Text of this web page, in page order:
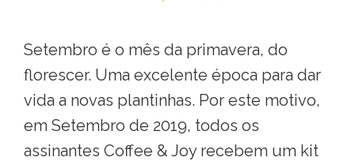
Setembro é o mês da primavera, do
florescer. Uma excelente época para dar
vida a novas plantinhas. Por este motivo,
em Setembro de 2019, todos os
assinantes Coffee & Joy recebem um kit